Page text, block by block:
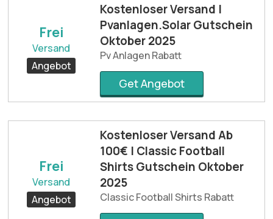
Frei
Versand
Angebot
Kostenloser Versand |
Pvanlagen.Solar Gutschein
Oktober 2025
Pv Anlagen Rabatt
Get Angebot
Frei
Versand
Angebot
Kostenloser Versand Ab
100€ | Classic Football
Shirts Gutschein Oktober
2025
Classic Football Shirts Rabatt